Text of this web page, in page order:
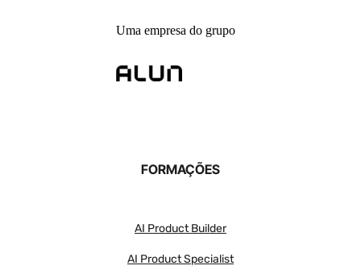
Uma empresa do grupo
FORMAÇÕES
AI Product Builder
AI Product Specialist